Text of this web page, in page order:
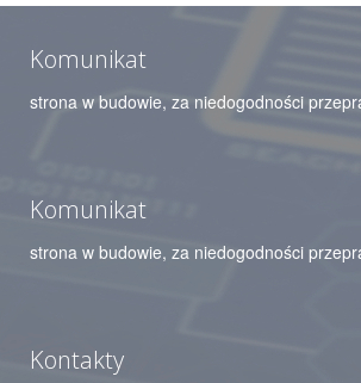
Komunikat
strona w budowie, za niedogodności
Komunikat
strona w budowie, za niedogodności
Kontakty